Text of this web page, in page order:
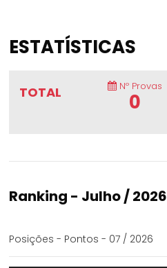
ESTATÍSTICAS
TOTAL Nº Provas
0
Ranking - Julho / 2026
Posições - Pontos - 07 / 2026